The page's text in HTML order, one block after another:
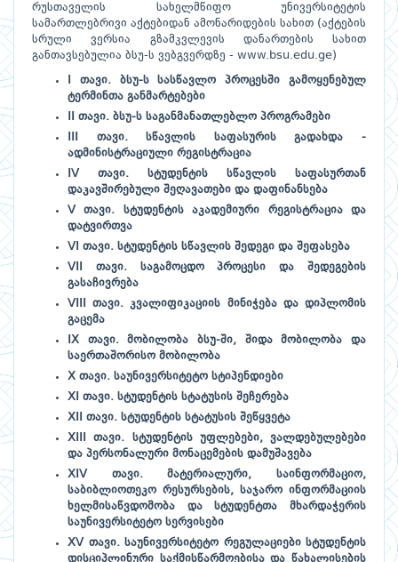
რუსთაველის სახელმწიფო უნივერსიტეტის
სამართლებრივი აქტებიდან ამონარიდების სახით (აქტების
სრული ვერსია გზამკვლევის დანართების სახით
განთავსებულია ბსუ-ს ვებგვერდზე - www.bsu.edu.ge)
I თავი. ბსუ-ს სასწავლო პროცესში გამოყენებულ
ტერმინთა განმარტებები
II თავი. ბსუ-ს საგანმანათლებლო პროგრამები
III თავი. სწავლის საფასურის გადახდა -
ადმინისტრაციული რეგისტრაცია
IV თავი. სტუდენტის სწავლის საფასურთან
დაკავშირებული შეღავათები და დაფინანსება
V თავი. სტუდენტის აკადემიური რეგისტრაცია და
დატვირთვა
VI თავი. სტუდენტის სწავლის შედეგი და შეფასება
VII თავი. საგამოცდო პროცესი და შედეგების
გასაჩივრება
VIII თავი. კვალიფიკაციის მინიჭება და დიპლომის
გაცემა
IX თავი. მობილობა ბსუ-ში, შიდა მობილობა და
საერთაშორისო მობილობა
X თავი. საუნივერსიტეტო სტიპენდიები
XI თავი. სტუდენტის სტატუსის შეჩერება
XII თავი. სტუდენტის სტატუსის შეწყვეტა
XIII თავი. სტუდენტის უფლებები, ვალდებულებები
და პერსონალური მონაცემების დამუშავება
XIV თავი. მატერიალური, საინფორმაციო,
საბიბლიოთეკო რესურსების, საჯარო ინფორმაციის
ხელმისაწვდომობა და სტუდენტთა მხარდაჭერის
საუნივერსიტეტო სერვისები
XV თავი. საუნივერსიტეტო რეგულაციები სტუდენტის
დისციპლინური საქმისწარმოებისა და წახალისების